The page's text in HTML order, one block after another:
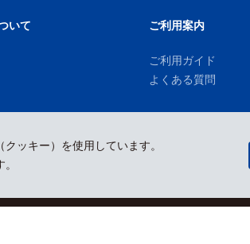
ッキー）を使用しています。
いて ご利用案内
ご利用ガイド
よくある質問